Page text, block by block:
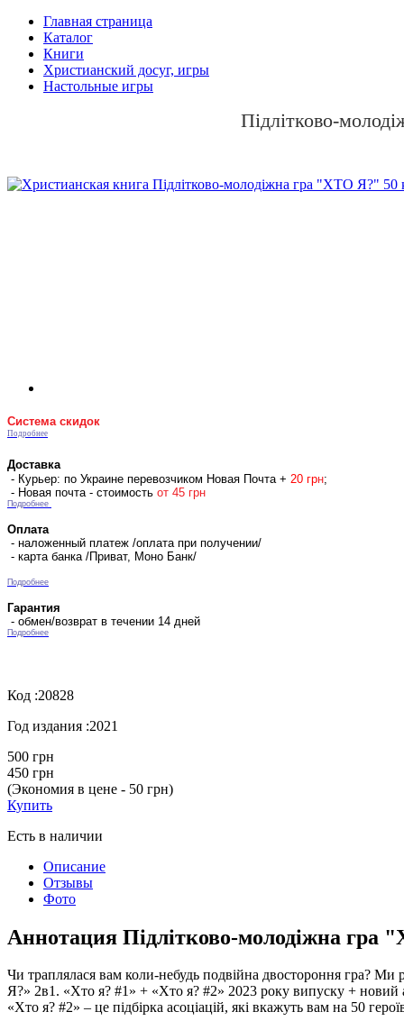
Главная страница
Каталог
Книги
Христианский досуг, игры
Настольные игры
Підлітково-
Система скидок
Подробнее
Доставка
- Курьер: по Украине перевозчиком Новая Почта + 20 грн;
- Новая почта - стоимость от 45 грн
Подробнее
Оплата
- наложенный платеж /оплата при получении/
- карта банка /Приват, Моно Банк/
Подробнее
Гарантия
- обмен/возврат в течении 14 дней
Подробнее
Код :20828
Год издания :2021
500 грн
450 грн
(Экономия в цене - 50 грн)
Купить
Есть в наличии
Описание
Отзывы
Фото
Аннотация Підлітково-молодіжна гра
Чи траплялася вам коли-небудь подвійна двостороння гра?
Я?» 2в1. «Хто я? #1» + «Хто я? #2» 2023 року випуску +
«Хто я? #2» – це підбірка асоціацій, які вкажуть вам на 50